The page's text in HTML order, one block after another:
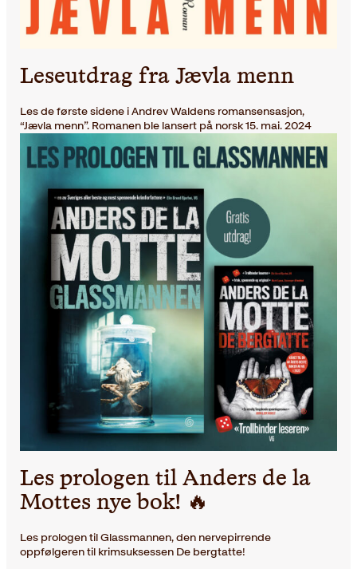
Leseutdrag fra Jævla menn
Les de første sidene i Andrev Waldens romansensasjon,
“Jævla menn”. Romanen ble lansert på norsk 15. mai. 2024
Les prologen til Anders de la
Mottes nye bok! 🔥
Les prologen til Glassmannen, den nervepirrende
oppfølgeren til krimsuksessen De bergtatte!